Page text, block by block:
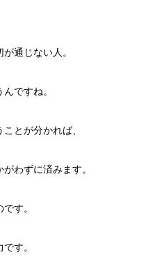
通じない人。
ですね。
とが分かれば、
わずに済みます。
す。
す。